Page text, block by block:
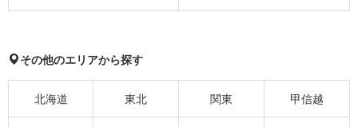
その他のエリアから探す
北海道 東北 関東 甲信越